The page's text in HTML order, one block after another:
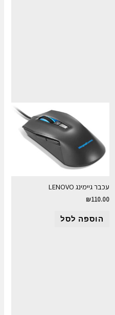
עכבר גיימינג LENOVO
₪110.00
הוספה לסל